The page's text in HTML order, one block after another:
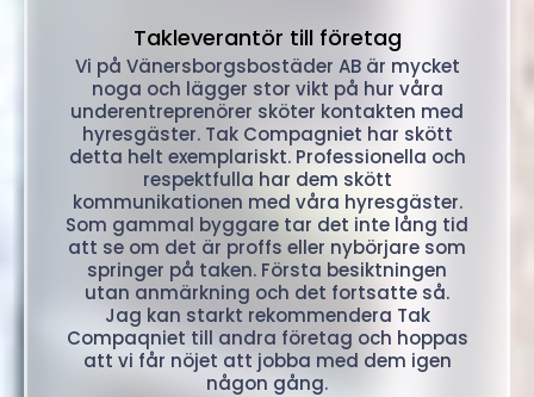
Takleverantör till företag
Vi på Vänersborgsbostäder AB är mycket
noga och lägger stor vikt på hur våra
underentreprenörer sköter kontakten med
hyresgäster. Tak Compagniet har skött
detta helt exemplariskt. Professionella och
respektfulla har dem skött
kommunikationen med våra hyresgäster.
Som gammal byggare tar det inte lång tid
att se om det är proffs eller nybörjare som
springer på taken. Första besiktningen
utan anmärkning och det fortsatte så.
Jag kan starkt rekommendera Tak
Compaqniet till andra företag och hoppas
att vi får nöjet att jobba med dem igen
någon gång.